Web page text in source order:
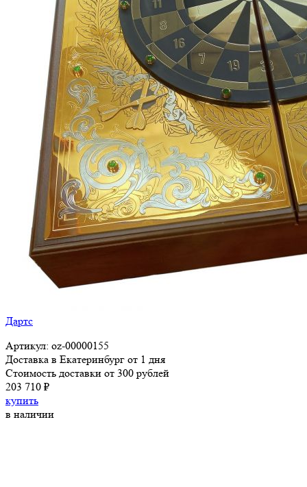
Дартс
Артикул: oz-00000155
Доставка в Екатеринбург от 1 дня
Стоимость доставки от 300 рублей
203 710 ₽
купить
в наличии